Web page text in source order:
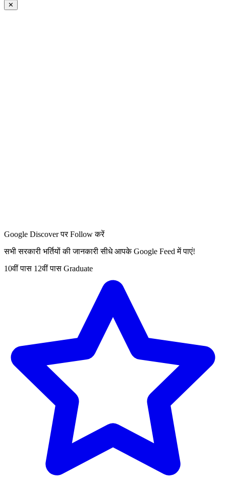
✕
Google Discover पर Follow करें
सभी सरकारी भर्तियों की जानकारी सीधे आपके Google Feed में पाएं!
10वीं पास 12वीं पास Graduate